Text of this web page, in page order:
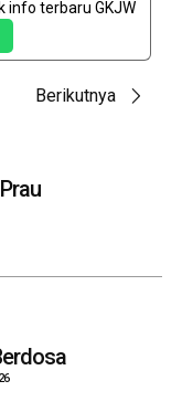
info terbaru GKJW
Berikutnya